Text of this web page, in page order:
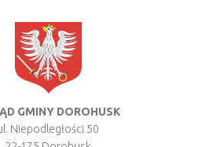
GMINY DOROHUSK
Niepodległości 50